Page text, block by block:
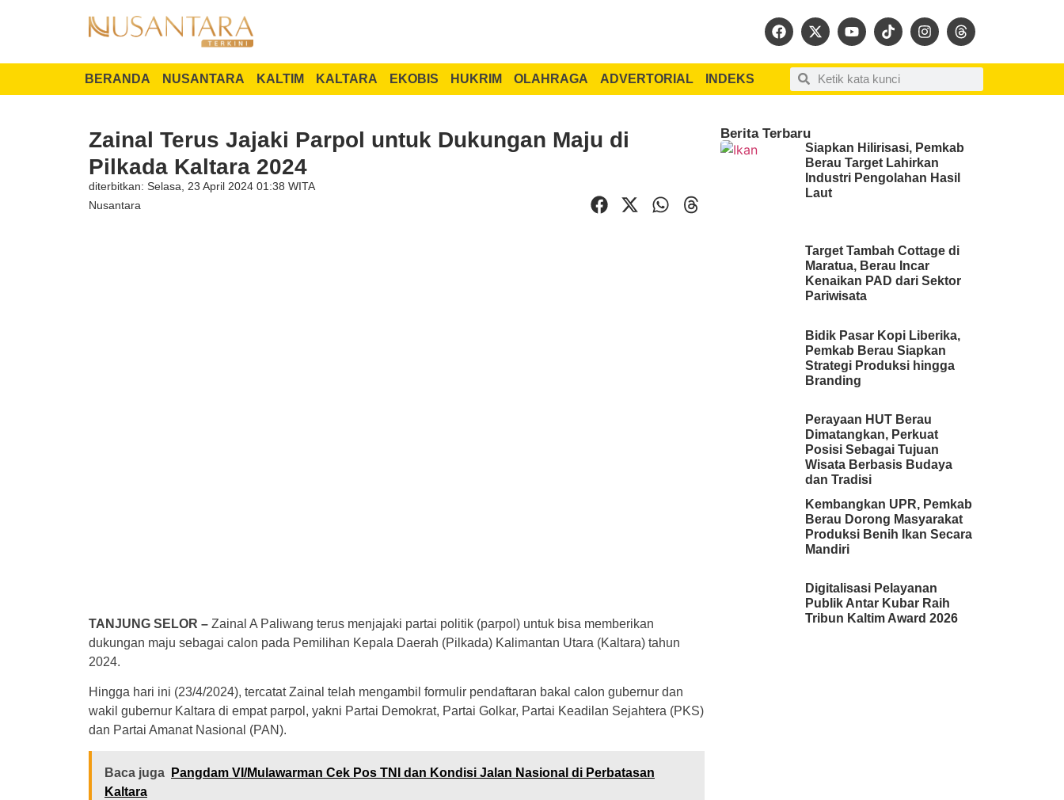
BERANDA NUSANTARA KALTIM KALTARA EKOBIS HUKRIM OLAHRAGA ADVERTORIAL INDEKS
Zainal Terus Jajaki Parpol untuk Dukungan Maju di
Pilkada Kaltara 2024
diterbitkan: Selasa, 23 April 2024 01:38 WITA
Nusantara
TANJUNG SELOR – Zainal A Paliwang terus menjajaki partai politik (parpol) untuk bisa memberikan
dukungan maju sebagai calon pada Pemilihan Kepala Daerah (Pilkada) Kalimantan Utara (Kaltara) tahun
2024.
Hingga hari ini (23/4/2024), tercatat Zainal telah mengambil formulir pendaftaran bakal calon gubernur dan
wakil gubernur Kaltara di empat parpol, yakni Partai Demokrat, Partai Golkar, Partai Keadilan Sejahtera (PKS)
dan Partai Amanat Nasional (PAN).
Baca juga
Pangdam VI/Mulawarman Cek Pos TNI dan Kondisi Jalan Nasional di Perbatasan
Kaltara
Berita Terbaru
Siapkan Hilirisasi, Pemkab
Berau Target Lahirkan
Industri Pengolahan Hasil
Laut
Target Tambah Cottage di
Maratua, Berau Incar
Kenaikan PAD dari Sektor
Pariwisata
Bidik Pasar Kopi Liberika,
Pemkab Berau Siapkan
Strategi Produksi hingga
Branding
Perayaan HUT Berau
Dimatangkan, Perkuat
Posisi Sebagai Tujuan
Wisata Berbasis Budaya
dan Tradisi
Kembangkan UPR, Pemkab
Berau Dorong Masyarakat
Produksi Benih Ikan Secara
Mandiri
Digitalisasi Pelayanan
Publik Antar Kubar Raih
Tribun Kaltim Award 2026